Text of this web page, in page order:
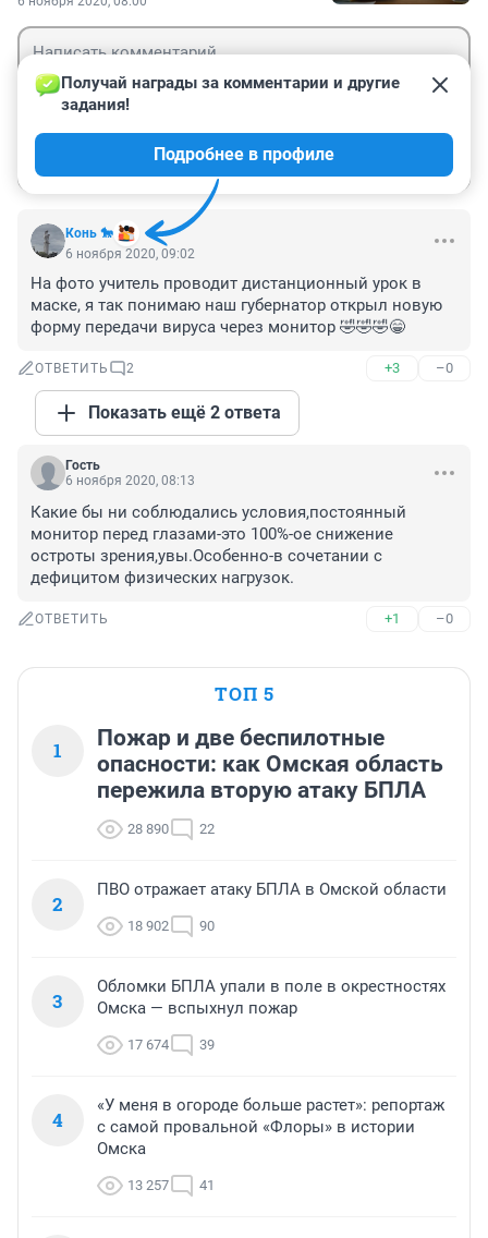
Конь 🐎
Получай награды за комментарии и другие
задания!
Подробнее в профиле
6 ноября 2020, 09:02
На фото учитель проводит дистанционный урок в
маске, я так понимаю наш губернатор открыл новую
форму передачи вируса через монитор 🤣🤣🤣😁
ОТВЕТИТЬ 2 +3 –0
Показать ещё 2 ответа
Гость
6 ноября 2020, 08:13
Какие бы ни соблюдались условия,постоянный
монитор перед глазами-это 100%-ое снижение
остроты зрения,увы.Особенно-в сочетании с
дефицитом физических нагрузок.
ОТВЕТИТЬ +1 –0
ТОП 5
1
Пожар и две беспилотные
опасности: как Омская область
пережила вторую атаку БПЛА
28 890 22
2
ПВО отражает атаку БПЛА в Омской области
18 902 90
3
Обломки БПЛА упали в поле в окрестностях
Омска — вспыхнул пожар
17 674 39
4
«У меня в огороде больше растет»: репортаж
с самой провальной «Флоры» в истории
Омска
13 257 41